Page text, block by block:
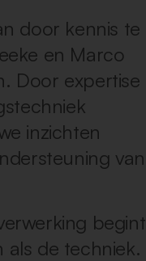
door kennis te
en Marco
Door expertise
inzichten
van
begint
als de techniek.